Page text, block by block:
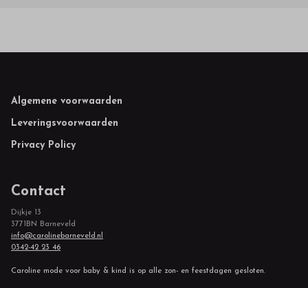
Footer
Algemene voorwaarden
Leveringsvoorwaarden
Privacy Policy
Contact
Dijkje 13
3771BN Barneveld
info@carolinebarneveld.nl
0342-42 23 46
Caroline mode voor baby & kind is op alle zon- en feestdagen gesloten.